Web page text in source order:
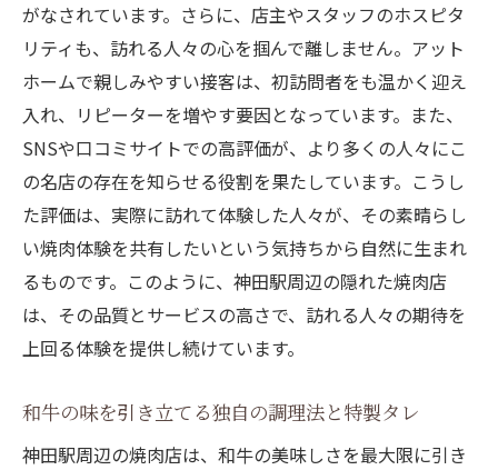
満足度の高い焼肉店巡りのプランニング
和牛の旨味を堪能静かな場所にある神田の焼肉
店
静かに佇む焼肉店での贅沢な時間
喧騒を離れてゆっくりと楽しむ和牛の味わ
い
和牛を堪能できる寛ぎの空間—店内の雰囲
隠れ家のような焼肉店が提供する特別な時
間
和牛の魅力を再発見できる隠れた名店
特製タレが決め手神田駅の隠れた名店で味わう
がなされています。さらに、店主やスタッフのホスピタ
リティも、訪れる人々の心を掴んで離しません。アット
ホームで親しみやすい接客は、初訪問者をも温かく迎え
入れ、リピーターを増やす要因となっています。また、
SNSや口コミサイトでの高評価が、より多くの人々にこ
の名店の存在を知らせる役割を果たしています。こうし
た評価は、実際に訪れて体験した人々が、その素晴らし
い焼肉体験を共有したいという気持ちから自然に生まれ
るものです。このように、神田駅周辺の隠れた焼肉店
は、その品質とサービスの高さで、訪れる人々の期待を
上回る体験を提供し続けています。
和牛の味を引き立てる独自の調理法と特製タレ
神田駅周辺の焼肉店は、和牛の美味しさを最大限に引き